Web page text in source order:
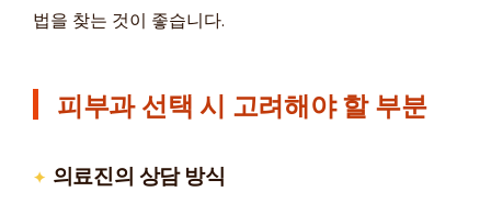
법을 찾는 것이 좋습니다.
피부과 선택 시 고려해야 할 부분
의료진의 상담 방식